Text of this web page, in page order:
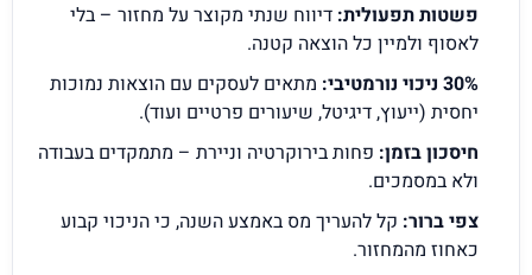
פשטות תפעולית: דיווח שנתי מקוצר על מחזור – בלי
לאסוף ולמיין כל הוצאה קטנה.
30% ניכוי נורמטיבי:
מתאים לעסקים עם הוצאות נמוכות
יחסית (ייעוץ, דיגיטל, שיעורים פרטיים ועוד).
חיסכון בזמן: פחות בירוקרטיה וניירת – מתמקדים בעבודה
ולא במסמכים.
צפי ברור: קל להעריך מס באמצע השנה, כי הניכוי קבוע
כאחוז מהמחזור.